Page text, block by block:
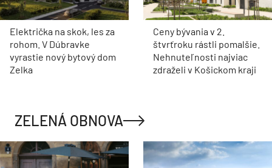
Električka na skok, les za
rohom. V Dúbravke
vyrastie nový bytový dom
Zelka
Ceny bývania v 2.
štvrťroku rástli pomalšie.
Nehnuteľnosti najviac
zdraželi v Košickom kraji
ZELENÁ OBNOVA